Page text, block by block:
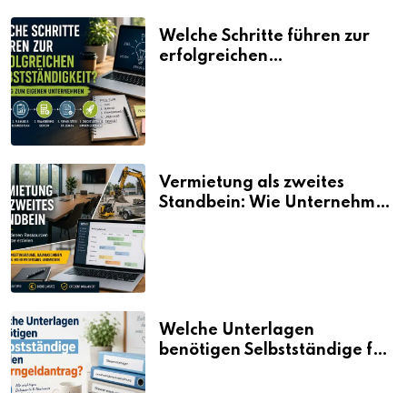
Welche Schritte führen zur
erfolgreichen
Vermietung als zweites
Standbein: Wie Unternehmen
Welche Unterlagen
benötigen Selbstständige für